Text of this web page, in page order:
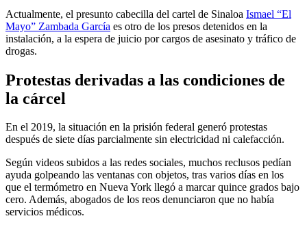
Actualmente, el presunto cabecilla del cartel de Sinaloa Ismael “El
Mayo” Zambada García es otro de los presos detenidos en la
instalación, a la espera de juicio por cargos de asesinato y tráfico de
drogas.
Protestas derivadas a las condiciones de
la cárcel
En el 2019, la situación en la prisión federal generó protestas
después de siete días parcialmente sin electricidad ni calefacción.
Según videos subidos a las redes sociales, muchos reclusos pedían
ayuda golpeando las ventanas con objetos, tras varios días en los
que el termómetro en Nueva York llegó a marcar quince grados bajo
cero. Además, abogados de los reos denunciaron que no había
servicios médicos.